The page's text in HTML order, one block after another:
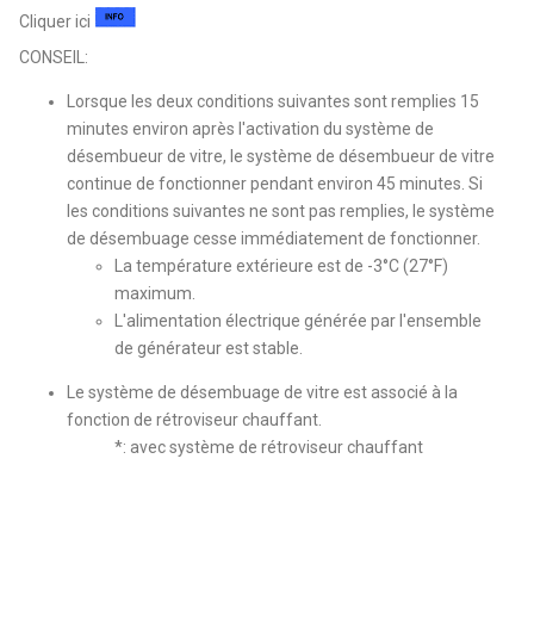
Cliquer ici
CONSEIL:
Lorsque les deux conditions suivantes sont remplies 15
minutes environ après l'activation du système de
désembueur de vitre, le système de désembueur de vitre
continue de fonctionner pendant environ 45 minutes. Si
les conditions suivantes ne sont pas remplies, le système
de désembuage cesse immédiatement de fonctionner.
La température extérieure est de -3°C (27°F)
maximum.
L'alimentation électrique générée par l'ensemble
de générateur est stable.
Le système de désembuage de vitre est associé à la
fonction de rétroviseur chauffant.
*: avec système de rétroviseur chauffant